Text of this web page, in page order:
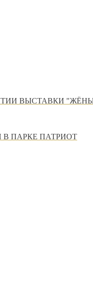
ВЫСТАВКИ "ЖЁНЫ
В ПАРКЕ ПАТРИОТ